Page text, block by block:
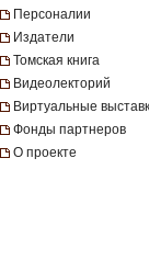
Персоналии
Издатели
Томская книга
Видеолекторий
Виртуальные
Фонды партнеров
О проекте